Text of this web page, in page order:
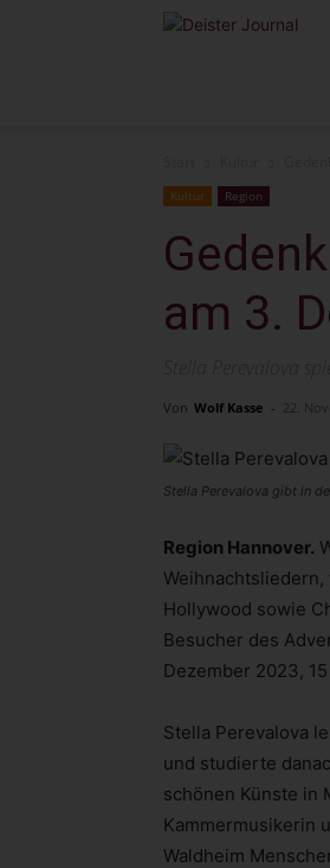
Deister
Kultur Region
am 3.
Von Wolf Kasse - 22.
Stella Perevalova gibt in
Region Hannover.
Hollywood sowie
Besucher des
Dezember 2023, 15
Stella Perevalova
und studierte
schönen Künste in
Kammermusikerin
Waldheim